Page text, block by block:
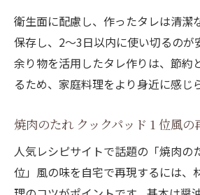
衛生面に配慮し、作ったタレは清潔
保存し、2〜3日以内に使い切るのが
余り物を活用したタレ作りは、節約
るため、家庭料理をより身近に感じ
焼肉のたれ クックパッド 1 位風の
人気レシピサイトで話題の「焼肉の
位」風の味を自宅で再現するには、